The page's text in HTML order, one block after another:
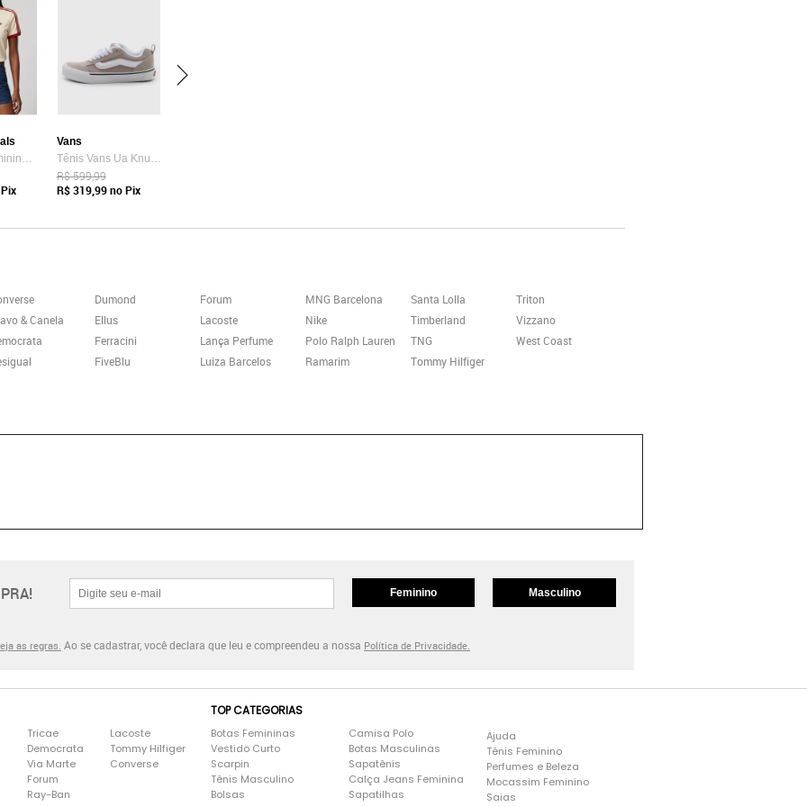
Camiseta Feminina adidas Originals Adicolor Amarela
Vans
Tênis Vans Ua Knu Skool Bege
R$ 599,99
R$ 319,99no Pix
& Canela
Dumond
Ellus
Ferracini
FiveBlu
Forum
Lacoste
Lança Perfume
Luiza Barcelos
MNG Barcelona
Nike
Polo Ralph Lauren
Ramarim
Santa Lolla
Timberland
TNG
Tommy Hilfiger
Triton
Vizzano
West Coast
Feminino Masculino
as regras. Ao se cadastrar, você declara que leu e compreendeu a nossa Política de Privacidade.
Tricae
Democrata
Via Marte
Forum
Ray-Ban
Lacoste
Tommy Hilfiger
Converse
TOP CATEGORIAS
Botas Femininas
Vestido Curto
Scarpin
Tênis Masculino
Bolsas
Camisa Polo
Botas Masculinas
Sapatênis
Calça Jeans Feminina
Sapatilhas
Ajuda
Tênis Feminino
Perfumes e Beleza
Mocassim Feminino
Saias